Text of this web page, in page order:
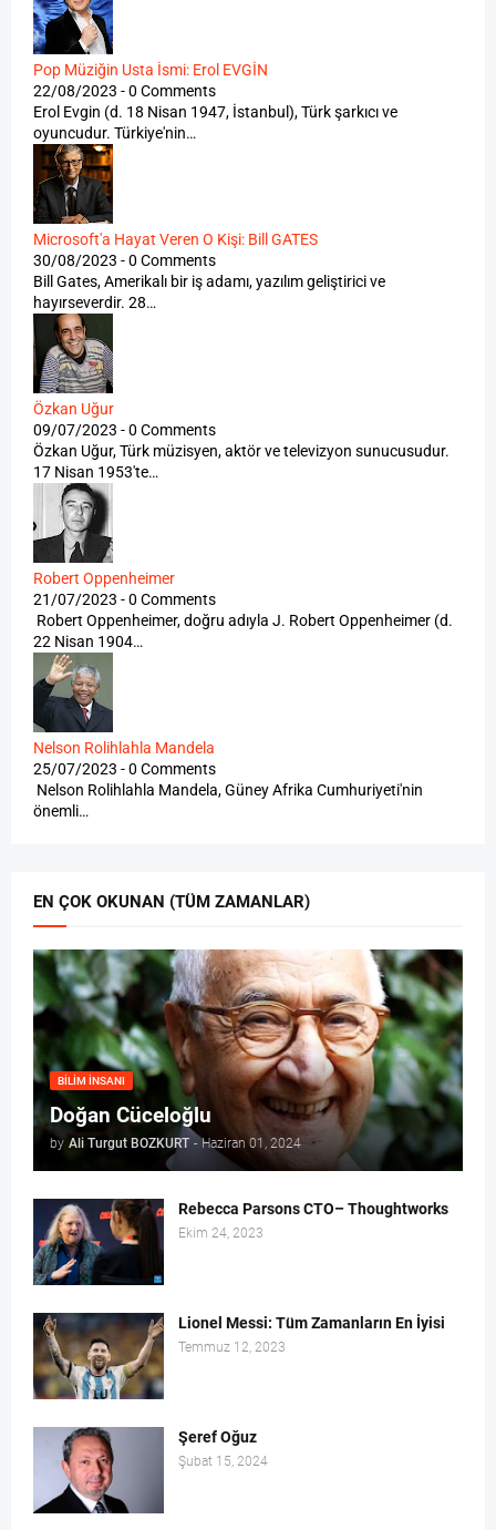
Pop Müziğin Usta İsmi: Erol EVGİN
22/08/2023 - 0 Comments
Erol Evgin (d. 18 Nisan 1947, İstanbul), Türk şarkıcı ve
oyuncudur. Türkiye'nin…
Microsoft'a Hayat Veren O Kişi: Bill GATES
30/08/2023 - 0 Comments
Bill Gates, Amerikalı bir iş adamı, yazılım geliştirici ve
hayırseverdir. 28…
Özkan Uğur
09/07/2023 - 0 Comments
Özkan Uğur, Türk müzisyen, aktör ve televizyon sunucusudur.
17 Nisan 1953'te…
Robert Oppenheimer
21/07/2023 - 0 Comments
Robert Oppenheimer, doğru adıyla J. Robert Oppenheimer (d.
22 Nisan 1904…
Nelson Rolihlahla Mandela
25/07/2023 - 0 Comments
Nelson Rolihlahla Mandela, Güney Afrika Cumhuriyeti'nin
önemli…
EN ÇOK OKUNAN (TÜM ZAMANLAR)
BILIM İNSANI
Doğan Cüceloğlu
by Ali Turgut BOZKURT - Haziran 01, 2024
Rebecca Parsons CTO– Thoughtworks
Ekim 24, 2023
Lionel Messi: Tüm Zamanların En İyisi
Temmuz 12, 2023
Şeref Oğuz
Şubat 15, 2024